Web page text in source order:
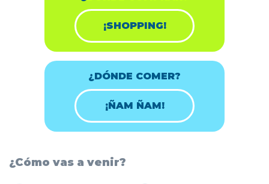
¡SHOPPING!
¿DÓNDE COMER?
¡ÑAM ÑAM!
¿Cómo vas a venir?